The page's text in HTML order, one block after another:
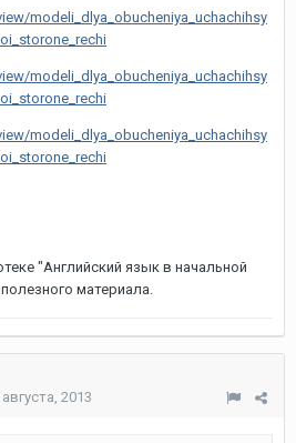
modeli_dlya_obucheniya_uchachihsy
modeli_dlya_obucheniya_uchachihsy
modeli_dlya_obucheniya_uchachihsy
"Английский язык в начальной
материала.
2013